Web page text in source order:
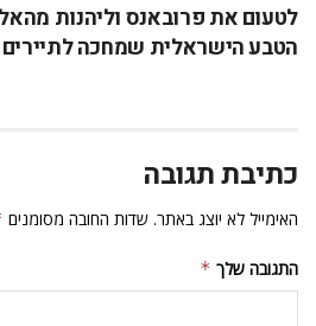
לטעום את פרובאנס וליהנות
הטבע הישראלית שמחכה לתיירים
כתיבת תגובה
האימייל לא יוצג באתר. שדות החובה מסומנים
התגובה שלך *